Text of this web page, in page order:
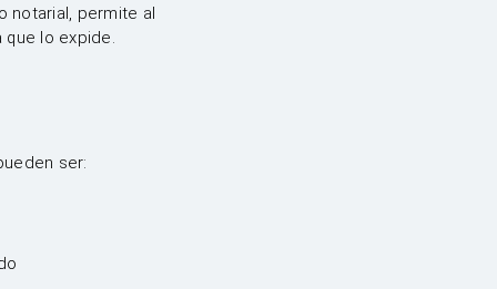
notarial, permite al
lo expide.
ser: